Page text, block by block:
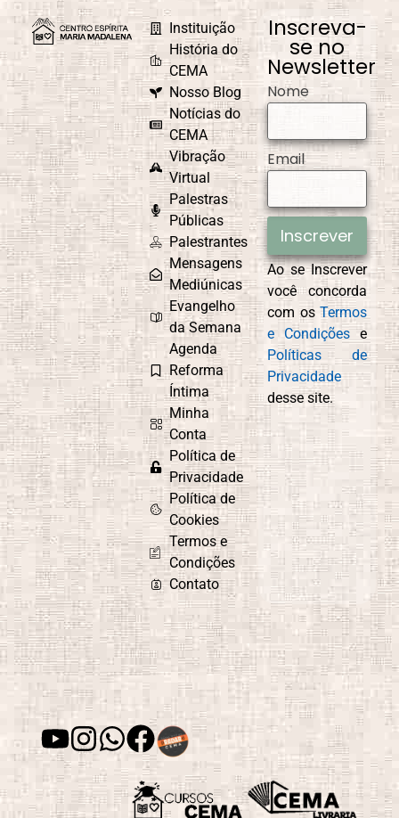
Instituição
História do
CEMA
Nosso Blog
Notícias do
CEMA
Vibração
Virtual
Palestras
Públicas
Palestrantes
Mensagens
Mediúnicas
Evangelho
da Semana
Agenda
Reforma
Íntima
Minha
Conta
Política de
Privacidade
Política de
Cookies
Termos e
Condições
Contato
Inscreva-
se no
Newsletter
Nome
Email
Inscrever
Ao se Inscrever
você concorda
com osTermos
e Condições e
Políticas de
Privacidade
desse site.